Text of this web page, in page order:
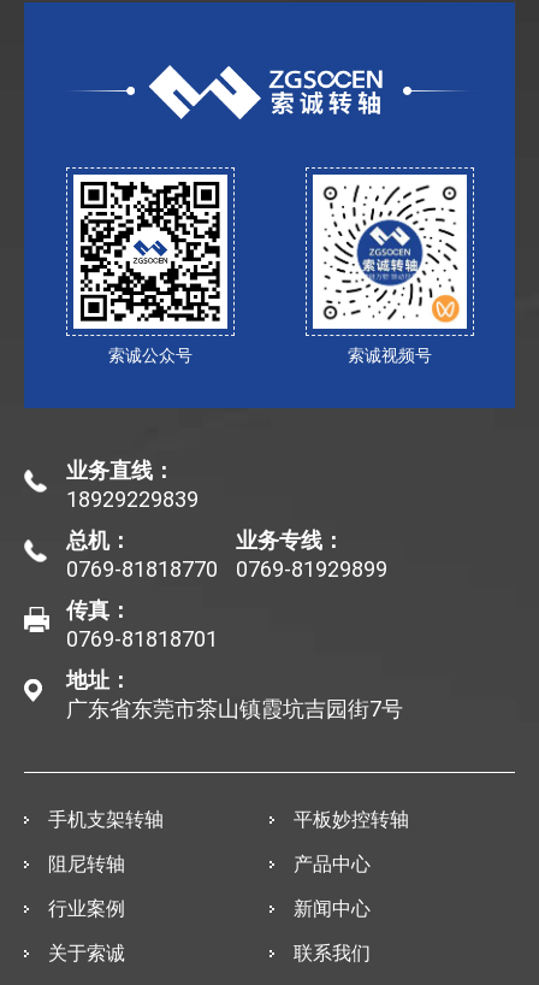
索诚公众号 索诚视频号
业务直线：
18929229839
总机：
0769-81818770
业务专线：
0769-81929899
传真：
0769-81818701
地址：
广东省东莞市茶山镇霞坑吉园街7号
手机支架转轴
平板妙控转轴
阻尼转轴
产品中心
行业案例
新闻中心
关于索诚
联系我们